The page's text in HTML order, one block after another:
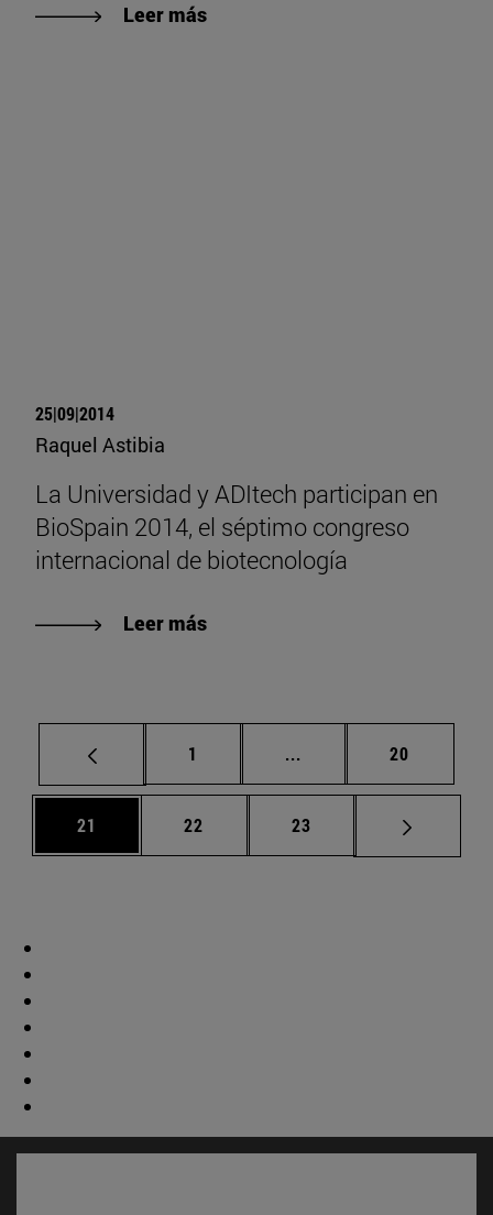
Leer más
25|09|2014
Raquel Astibia
La Universidad y ADItech participan en
BioSpain 2014, el séptimo congreso
internacional de biotecnología
Leer más
Página
1 ... Páginas intermedias
Página
20
Página
21 Página
22 Página
23